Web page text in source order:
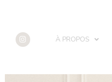
À PROPOS